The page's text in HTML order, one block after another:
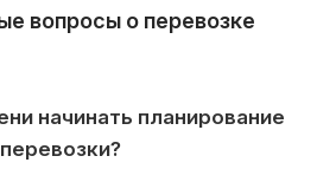
вопросы о перевозке
начинать планирование